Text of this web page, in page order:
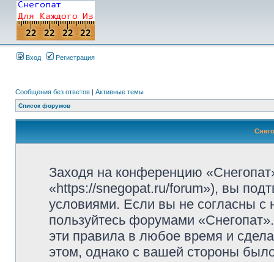
Вход Регистрация
Сообщения без ответов | Активные темы
Список форумов
Заходя на конференцию
«https://snegopat.ru/forum»), вы
условиями. Если вы не согласны с
пользуйтесь форумами
эти правила в любое время и
этом, однако с вашей стороны